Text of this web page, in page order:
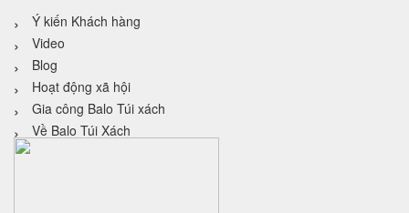
Ý kiến Khách hàng
Video
Blog
Hoạt động xã hội
Gia công Balo Túi xách
Về Balo Túi Xách